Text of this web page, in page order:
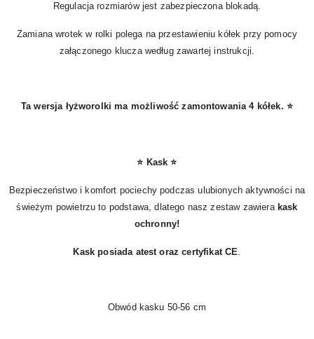
Regulacja rozmiarów jest zabezpieczona blokadą.
Zamiana wrotek w rolki polega na przestawieniu kółek przy pomocy
załączonego klucza według zawartej instrukcji.
Ta wersja łyżworolki ma możliwość zamontowania 4 kółek. ⭐
⭐ Kask ⭐
Bezpieczeństwo i komfort pociechy podczas ulubionych aktywności na
świeżym powietrzu to podstawa, dlatego nasz zestaw zawiera kask
ochronny!
Kask posiada atest oraz certyfikat CE.
Obwód kasku 50-56 cm